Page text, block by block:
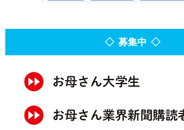
◇ 募集中 ◇